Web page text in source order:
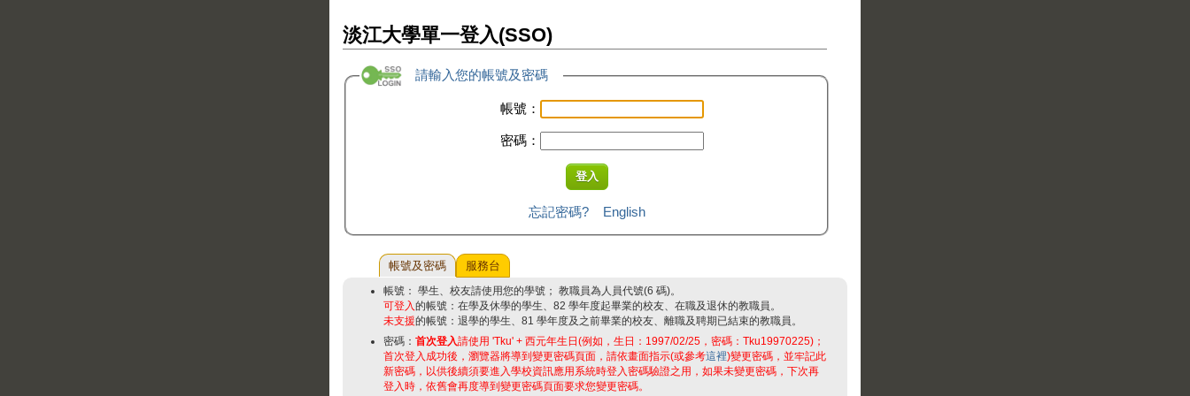
淡江大學單一登入(SSO)
請輸入您的帳號及密碼
帳號：
密碼：
忘記密碼? English
帳號及密碼 服務台
帳號： 學生、校友請使用您的學號； 教職員為人員代號(6 碼)。
可登入 的帳號：在學及休學的學生、82 學年度起畢業的校友、在職及退休的教職員。
未支援的帳號：退學的學生、81 學年度及之前畢業的校友、離職及聘期已結束的教職員。
密碼： 首次登入 請使用 'Tku' + 西元年生日(例如，生日：1997/02/25，密碼：Tku19970225)；
首次登入成功後，瀏覽器將導到變更密碼頁面，請依畫面指示(或參考這裡)變更密碼，並牢記此
新密碼，以供後續須要進入學校資訊應用系統時登入密碼驗證之用，如果未變更密碼，下次再
登入時，依舊會再度導到變更密碼頁面要求您變更密碼。